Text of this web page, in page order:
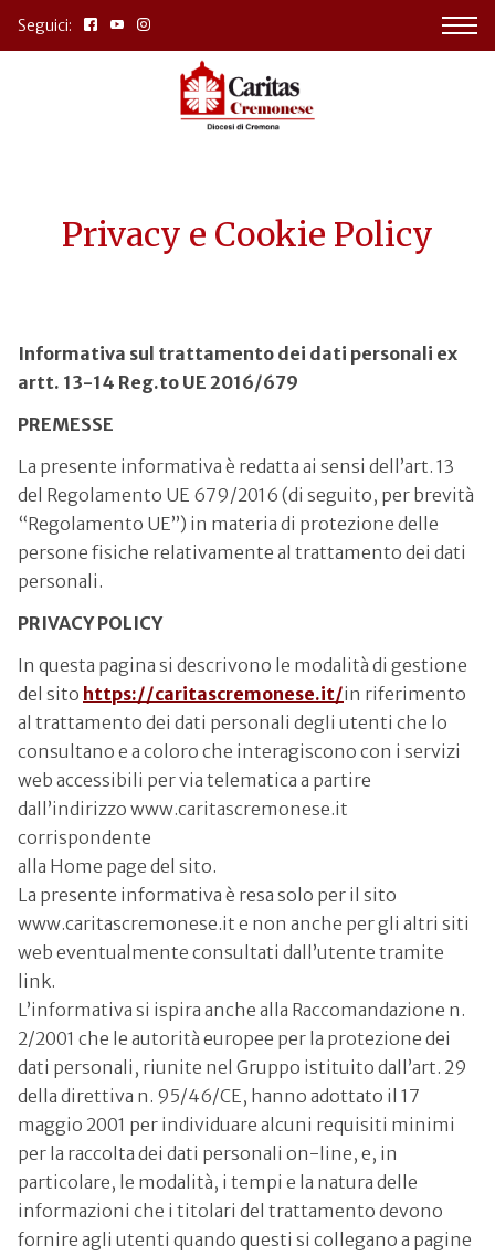
Seguici:
Privacy e Cookie Policy
Informativa sul trattamento dei dati personali ex
artt. 13-14 Reg.to UE 2016/679
PREMESSE
La presente informativa è redatta ai sensi dell’art. 13
del Regolamento UE 679/2016 (di seguito, per brevità
“Regolamento UE”) in materia di protezione delle
persone fisiche relativamente al trattamento dei dati
personali.
PRIVACY POLICY
In questa pagina si descrivono le modalità di gestione
del sito https://caritascremonese.it/in riferimento
al trattamento dei dati personali degli utenti che lo
consultano e a coloro che interagiscono con i servizi
web accessibili per via telematica a partire
dall’indirizzo www.caritascremonese.it
corrispondente
alla Home page del sito.
La presente informativa è resa solo per il sito
www.caritascremonese.it e non anche per gli altri siti
web eventualmente consultati dall’utente tramite
link.
L’informativa si ispira anche alla Raccomandazione n.
2/2001 che le autorità europee per la protezione dei
dati personali, riunite nel Gruppo istituito dall’art. 29
della direttiva n. 95/46/CE, hanno adottato il 17
maggio 2001 per individuare alcuni requisiti minimi
per la raccolta dei dati personali on-line, e, in
particolare, le modalità, i tempi e la natura delle
informazioni che i titolari del trattamento devono
fornire agli utenti quando questi si collegano a pagine